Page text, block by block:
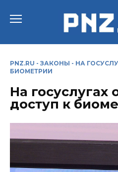
PNZ.RU - ЗАКОНЫ - НА
БИОМЕТРИИ
На госуслугах
доступ к